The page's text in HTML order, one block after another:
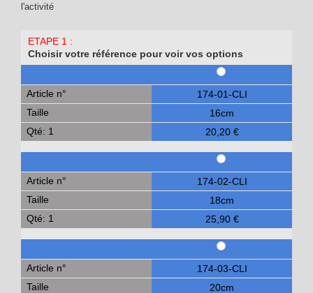
l'activité
ETAPE 1 :
Choisir votre référence pour voir vos options
Article n°
174-01-CLI
Taille
16cm
Qté: 1
20,20 €
Article n°
174-02-CLI
Taille
18cm
Qté: 1
25,90 €
Article n°
174-03-CLI
Taille
20cm